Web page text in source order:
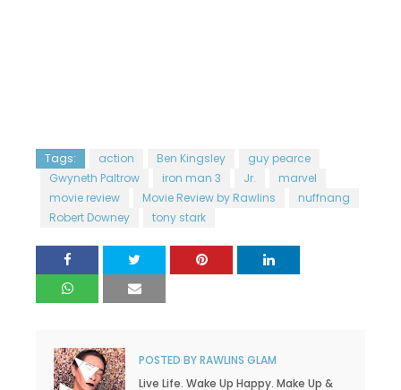
Tags: action Ben Kingsley
guy pearce
Gwyneth Paltrow
iron man 3 Jr.
marvel
movie review
Movie Review by Rawlins
nuffnang
Robert Downey
tony stark
POSTED BYRAWLINS GLAM
Live Life. Wake Up Happy. Make Up &